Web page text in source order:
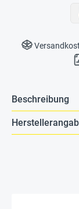
Beschreibung